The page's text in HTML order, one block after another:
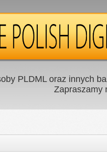
PLDML oraz innych
Zapraszamy